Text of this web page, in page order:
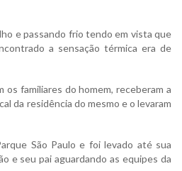
e passando frio tendo em vista que
a sensação térmica era de
familiares do homem, receberam a
da residência do mesmo e o levaram
São Paulo e foi levado até sua
e seu pai aguardando as equipes da